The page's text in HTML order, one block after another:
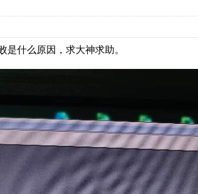
是什么原因，求大神求助。